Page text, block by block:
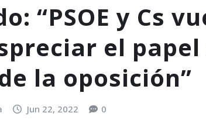
“PSOE y Cs
el
la oposición”
Jun 22, 2022 0